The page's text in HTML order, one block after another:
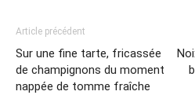
Article précédent
Sur une fine tarte, fricassée
de champignons du moment
nappée de tomme fraîche